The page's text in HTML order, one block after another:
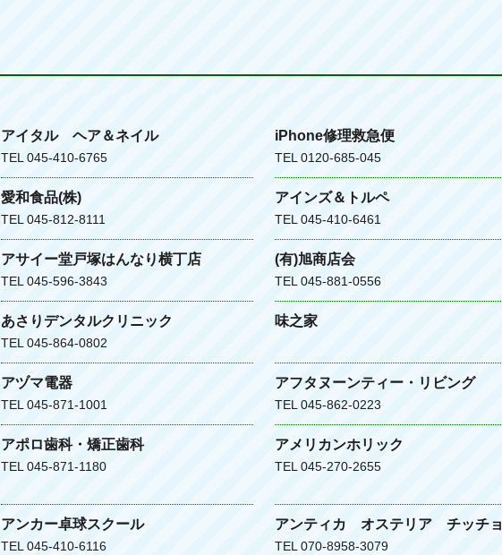
アイタル ヘア＆ネイル
TEL 045-410-6765
iPhone修理救急便
TEL 0120-685-045
愛和食品(株)
TEL 045-812-8111
アインズ＆トルペ
TEL 045-410-6461
アサイー堂戸塚はんなり横丁店
TEL 045-596-3843
(有)旭商店会
TEL 045-881-0556
あさりデンタルクリニック
TEL 045-864-0802
味之家
アヅマ電器
TEL 045-871-1001
アフタヌーンティー・リビング
TEL 045-862-0223
アポロ歯科・矯正歯科
TEL 045-871-1180
アメリカンホリック
TEL 045-270-2655
アンカー卓球スクール
TEL 045-410-6116
アンティカ オステリア チッチョ
TEL 070-8958-3079